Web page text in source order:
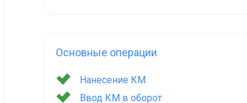
Основные операции
Нанесение КМ
Ввод КМ в оборот